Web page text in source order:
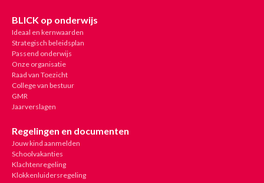
BLICK op onderwijs
Ideaal en kernwaarden
Strategisch beleidsplan
Passend onderwijs
Onze organisatie
Raad van Toezicht
College van bestuur
GMR
Jaarverslagen
Regelingen en documenten
Jouw kind aanmelden
Schoolvakanties
Klachtenregeling
Klokkenluidersregeling